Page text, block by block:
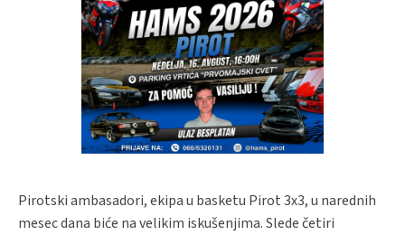
Pirotski ambasadori, ekipa u basketu Pirot 3x3, u narednih
mesec dana biće na velikim iskušenjima. Slede četiri